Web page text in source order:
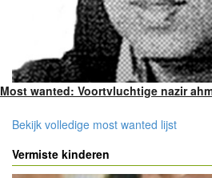
Most wanted: Voortvluchtige nazir
Bekijk volledige most wanted lijst
Vermiste kinderen